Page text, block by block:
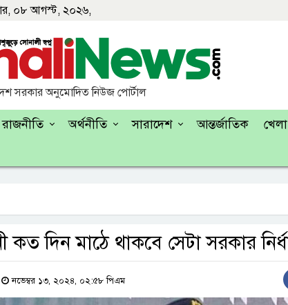
০৮ আগস্ট, ২০২৬,
সরকার অনুমোদিত নিউজ পোর্টাল
রাজনীতি অর্থনীতি সারাদেশ আন্তর্জাতিক খেলা
কত দিন মাঠে থাকবে সেটা সরকার
নভেম্বর ১৩, ২০২৪, ০২:৫৮ পিএম